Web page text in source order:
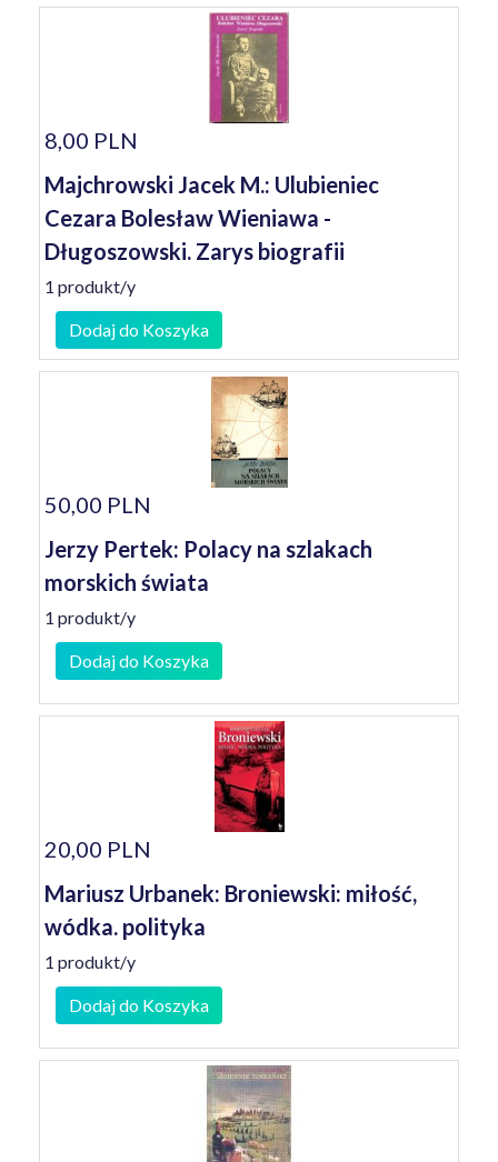
8,00 PLN
Majchrowski Jacek M.: Ulubieniec
Cezara Bolesław Wieniawa -
Długoszowski. Zarys biografii
1 produkt/y
Dodaj do Koszyka
50,00 PLN
Jerzy Pertek: Polacy na szlakach
morskich świata
1 produkt/y
Dodaj do Koszyka
20,00 PLN
Mariusz Urbanek: Broniewski: miłość,
wódka. polityka
1 produkt/y
Dodaj do Koszyka